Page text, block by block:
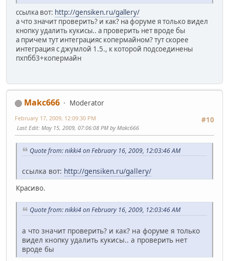
ссылка вот: http://gensiken.ru/gallery/
а что значит проверить? и как? на форуме я только видел
кнопку удалить кукисы.. а проверить нет вроде бы
а причем тут интеграцияс копермайном? тут скорее
интеграция с джумлой 1.5., к которой подсоединены
пхпбб3+копермайн
Makc666
Moderator
#10
February 17, 2009, 12:09:30 PM
Last Edit: May 15, 2009, 07:06:08 PM by Makc666
Quote from: nikki4 on February 16, 2009, 12:03:46 AM
ссылка вот: http://gensiken.ru/gallery/
Красиво.
Quote from: nikki4 on February 16, 2009, 12:03:46 AM
а что значит проверить? и как? на форуме я только
видел кнопку удалить кукисы.. а проверить нет
вроде бы